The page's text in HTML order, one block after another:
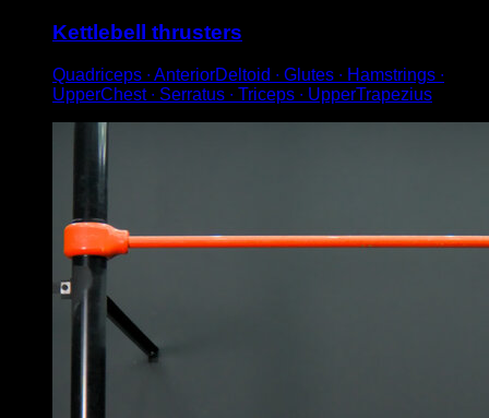
Kettlebell thrusters
Quadriceps ∙ AnteriorDeltoid ∙ Glutes ∙ Hamstrings ∙
UpperChest ∙ Serratus ∙ Triceps ∙ UpperTrapezius